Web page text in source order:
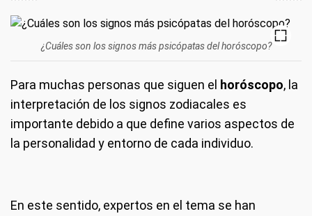
¿Cuáles son los signos más psicópatas del horóscopo?
Para muchas personas que siguen el horóscopo, la
interpretación de los signos zodiacales es
importante debido a que define varios aspectos de
la personalidad y entorno de cada individuo.
En este sentido, expertos en el tema se han